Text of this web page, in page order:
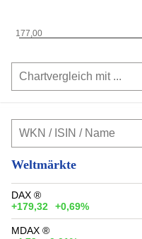
177,00
Weltmärkte
DAX ®
+179,32
+0,69%
MDAX ®